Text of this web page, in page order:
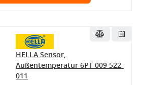
HELLA Sensor,
Außentemperatur 6PT 009 522-
011